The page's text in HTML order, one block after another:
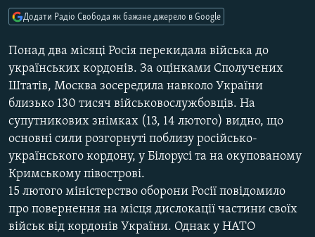
СПОРТ
СВІТ
ТИ ЯК?
СХЕМИ
КИТАЙ.ВИКЛИКИ
МУЛЬТИМЕДІА
ФОТО
СПЕЦПРОЄКТИ
ПОДКАСТИ
КРИМ РЕАЛІЇ
РУС
Понад два місяці Росія перекидала війська до
українських кордонів. За оцінками Сполучених
Штатів, Москва зосередила навколо України
близько 130 тисяч військовослужбовців. На
супутникових знімках (13, 14 лютого) видно, що
основні сили розгорнуті поблизу російсько-
українського кордону, у Білорусі та на окупованому
Кримському півострові.
15 лютого міністерство оборони Росії повідомило
про повернення на місця дислокації частини своїх
військ від кордонів України. Однак у НАТО
Додати Радіо Свобода як бажане джерело в Google